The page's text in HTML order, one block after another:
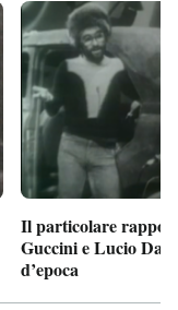
Il particolare
Guccini e Lucio
d’epoca